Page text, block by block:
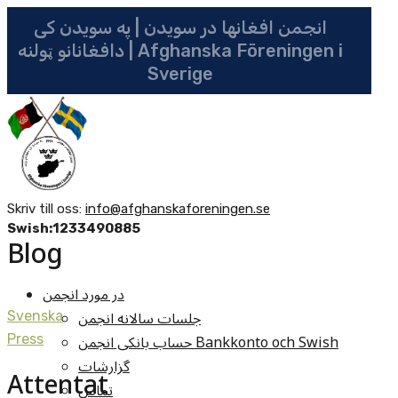
انجمن افغانها در سویدن | په سویدن کی
دافغانانو ټولنه | Afghanska Föreningen i
Sverige
Skriv till oss: info@afghanskaforeningen.se
Swish:1233490885
در مورد انجمن
جلسات سالانه انجمن
حساب بانکی انجمن Bankkonto och Swish
گزارشات
تماس
Blog
Svenska
Press
Attentat